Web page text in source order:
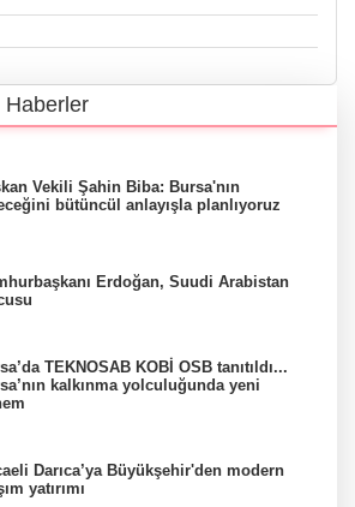
Haberler
Vekili Şahin Biba: Bursa'nın
bütüncül anlayışla planlıyoruz
Erdoğan, Suudi Arabistan
TEKNOSAB KOBİ OSB tanıtıldı...
kalkınma yolculuğunda yeni
Darıca’ya Büyükşehir'den modern
yatırımı